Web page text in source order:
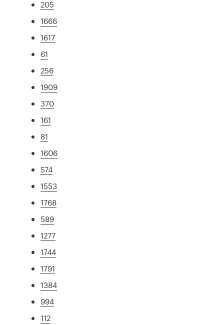
205
1666
1617
61
256
1909
370
161
81
1606
574
1553
1768
589
1277
1744
1791
1384
994
112